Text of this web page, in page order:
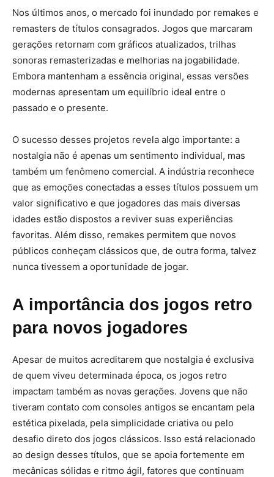
Nos últimos anos, o mercado foi inundado por remakes e
remasters de títulos consagrados. Jogos que marcaram
gerações retornam com gráficos atualizados, trilhas
sonoras remasterizadas e melhorias na jogabilidade.
Embora mantenham a essência original, essas versões
modernas apresentam um equilíbrio ideal entre o
passado e o presente.
O sucesso desses projetos revela algo importante: a
nostalgia não é apenas um sentimento individual, mas
também um fenômeno comercial. A indústria reconhece
que as emoções conectadas a esses títulos possuem um
valor significativo e que jogadores das mais diversas
idades estão dispostos a reviver suas experiências
favoritas. Além disso, remakes permitem que novos
públicos conheçam clássicos que, de outra forma, talvez
nunca tivessem a oportunidade de jogar.
A importância dos jogos retro
para novos jogadores
Apesar de muitos acreditarem que nostalgia é exclusiva
de quem viveu determinada época, os jogos retro
impactam também as novas gerações. Jovens que não
tiveram contato com consoles antigos se encantam pela
estética pixelada, pela simplicidade criativa ou pelo
desafio direto dos jogos clássicos. Isso está relacionado
ao design desses títulos, que se apoia fortemente em
mecânicas sólidas e ritmo ágil, fatores que continuam